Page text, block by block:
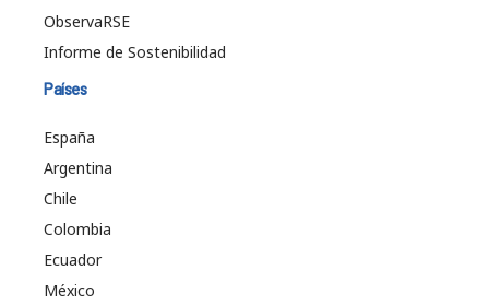
ObservaRSE
Informe de Sostenibilidad
Países
España
Argentina
Chile
Colombia
Ecuador
México